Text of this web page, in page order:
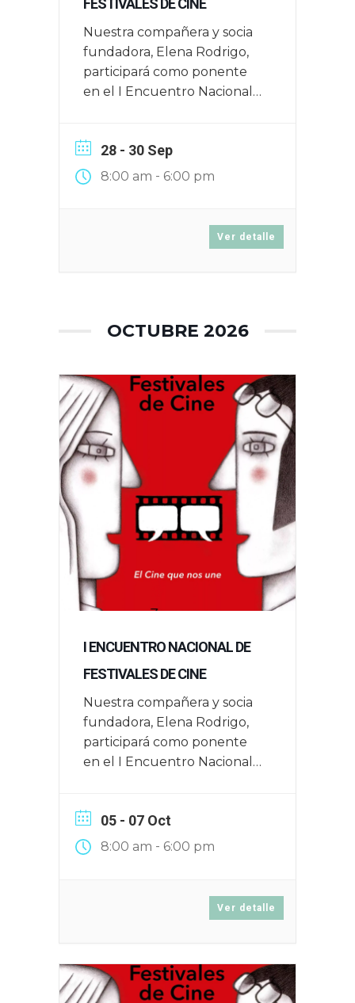
FESTIVALES DE CINE
Nuestra compañera y socia
fundadora, Elena Rodrigo,
participará como ponente
en el I Encuentro Nacional
16, 17 y 18 de junio de 2025
28 - 30 Sep
8:00 am - 6:00 pm
Ver detalle
OCTUBRE 2026
I ENCUENTRO NACIONAL DE
FESTIVALES DE CINE
Nuestra compañera y socia
fundadora, Elena Rodrigo,
participará como ponente
en el I Encuentro Nacional
16, 17 y 18 de junio de 2025
05 - 07 Oct
8:00 am - 6:00 pm
Ver detalle